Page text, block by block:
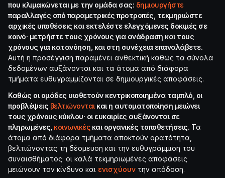
που κλιμακώνεται με την ομάδα σας: δημιουργήστε
παραλλαγές από παραμετρικές προτροπές, τεκμηριώστε
αρχικές υποθέσεις και εκτελέστε ελεγχόμενες δοκιμές σε
κοινό· μετρήστε τους χρόνους για ανάδραση και τους
χρόνους για κατανόηση, και στη συνέχεια επαναλάβετε.
Αυτή η προσέγγιση παραμένει ανθεκτική καθώς τα σύνολα
δεδομένων αυξάνονται και τα άτομα από διάφορα
τμήματα ευθυγραμμίζονται σε δημιουργικές αποφάσεις.
Καθώς οι ομάδες υιοθετούν κεντρικοποιημένα ταμπλό, οι
προβλέψεις βελτιώνονταικαι η αυτοματοποίηση μειώνει
τους χρόνους κύκλου· οι ευκαιρίες αυξάνονται σε
πληρωμένες, κοινωνικέςκαι οργανικές τοποθετήσεις. Τα
άτομα από διάφορα τμήματα αποκτούν ορατότητα,
βελτιώνοντας τη δέσμευση και την ευθυγράμμιση του
συναισθήματος· οι καλά τεκμηριωμένες αποφάσεις
μειώνουν τον κίνδυνο και ενισχύουν την απόδοση.